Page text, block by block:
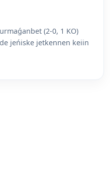
(2-0, 1 KO)
jeńiske jetkennen keiin